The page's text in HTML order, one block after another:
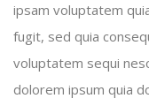
ipsam voluptatem
fugit, sed quia
voluptatem sequi
dolorem ipsum quia